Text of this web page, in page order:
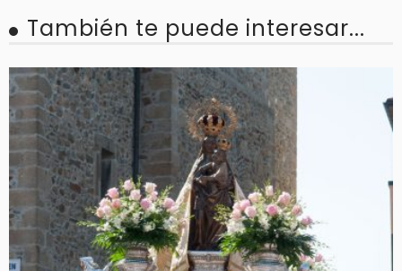
También te puede interesar...